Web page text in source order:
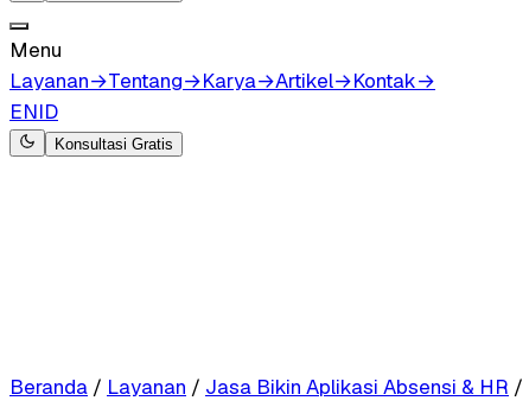
Menu
Layanan→Tentang→Karya→Artikel→Kontak→
ENID
Konsultasi Gratis
Beranda / Layanan / Jasa Bikin Aplikasi Absensi & HR /